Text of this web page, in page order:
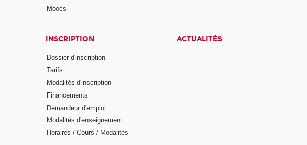
Moocs
INSCRIPTION
Dossier d'inscription
Tarifs
Modalités d'inscription
Financements
Demandeur d'emploi
Modalités d'enseignement
Horaires / Cours / Modalités
ACTUALITÉS